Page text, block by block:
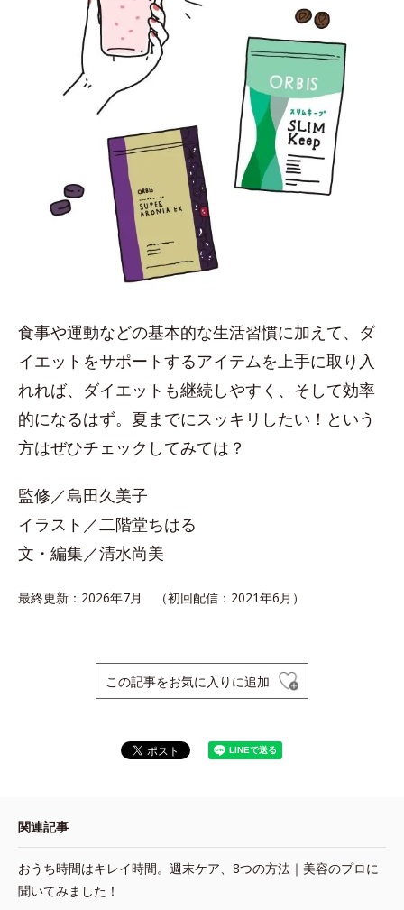
食事や運動などの基本的な生活習慣に加えて、ダ
イエットをサポートするアイテムを上手に取り入
れれば、ダイエットも継続しやすく、そして効率
的になるはず。夏までにスッキリしたい！という
方はぜひチェックしてみては？
監修／島田久美子
イラスト／二階堂ちはる
文・編集／清水尚美
最終更新：2026年7月 （初回配信：2021年6月）
この記事をお気に入りに追加
関連記事
おうち時間はキレイ時間。週末ケア、8つの方法｜美容のプロに
聞いてみました！